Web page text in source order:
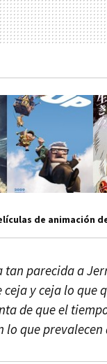
de animación
tan parecida a
ceja y ceja lo que
de que el
lo que prevalecen